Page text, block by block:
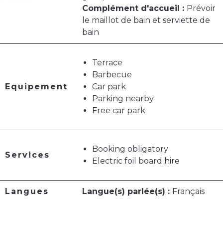
Complément d'accueil : Prévoir
le maillot de bain et serviette de
bain
Equipement
Terrace
Barbecue
Car park
Parking nearby
Free car park
Services
Booking obligatory
Electric foil board hire
Langues Langue(s) parlée(s) : Français